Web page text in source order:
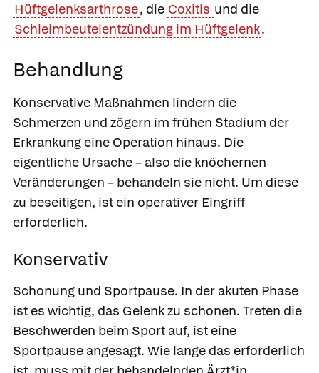
Hüftgelenksarthrose, die Coxitis und die
Schleimbeutelentzündung im Hüftgelenk.
Behandlung
Konservative Maßnahmen lindern die
Schmerzen und zögern im frühen Stadium der
Erkrankung eine Operation hinaus. Die
eigentliche Ursache – also die knöchernen
Veränderungen – behandeln sie nicht. Um diese
zu beseitigen, ist ein operativer Eingriff
erforderlich.
Konservativ
Schonung und Sportpause. In der akuten Phase
ist es wichtig, das Gelenk zu schonen. Treten die
Beschwerden beim Sport auf, ist eine
Sportpause angesagt. Wie lange das erforderlich